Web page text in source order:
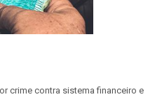
crime contra sistema financeiro e